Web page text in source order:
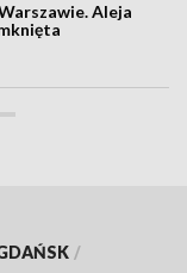
Aleja
/